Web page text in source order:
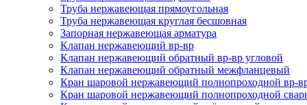
Труба нержавеющая прямоугольная
Труба нержавеющая круглая бесшовная
Запорная нержавеющая арматура
Клапан нержавеющий вр-вр
Клапан нержавеющий обратный вр-вр угловой
Клапан нержавеющий обратный межфланцевый
Кран шаровой нержавеющий полнопроходной вр-
Кран шаровой нержавеющий полнопроходной